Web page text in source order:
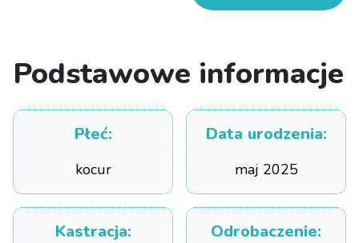
Podstawowe informacje
Płeć:
kocur
Data urodzenia:
maj 2025
Kastracja: Odrobaczenie: